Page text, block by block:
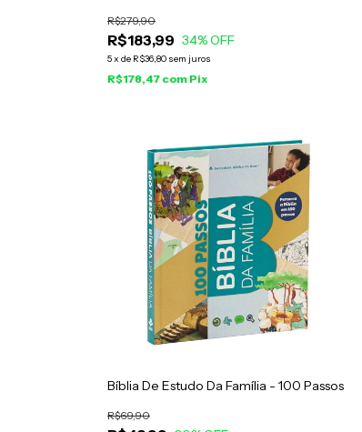
R$183,99
R$279,90
34% OFF
5x de R$36,80 sem juros
R$178,47 com Pix
Bíblia De Estudo Da Família - 100 Passos
R$69,90